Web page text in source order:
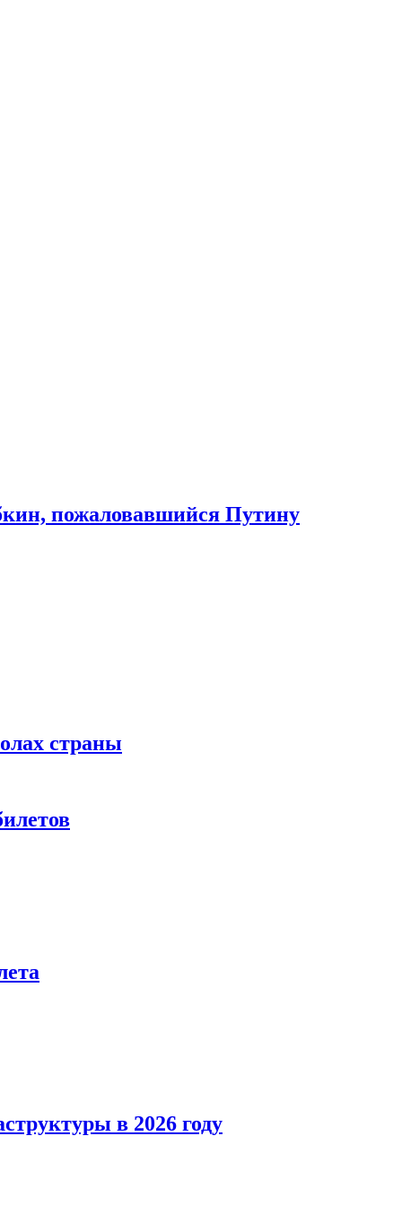
пожаловавшийся Путину
страны
в 2026 году